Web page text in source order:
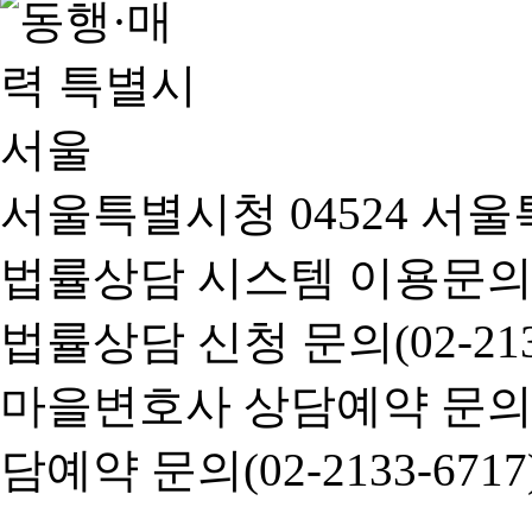
서울특별시청 04524 서
법률상담 시스템 이용문
법률상담 신청 문의(02-
마을변호사 상담예약 문
담예약 문의(02-2133-